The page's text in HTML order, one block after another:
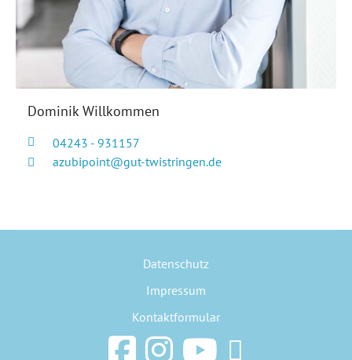
Dominik Willkommen
04243 - 931157
azubipoint@gut-twistringen.de
Datenschutz
Impressum
Kontaktformular